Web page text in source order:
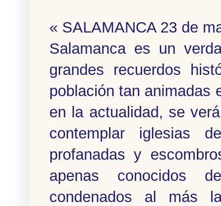
« SALAMANCA 23 de
Salamanca es un
grandes recuerdos
población tan animadas
en la actualidad, se
contemplar iglesias
profanadas y
apenas conocidos
condenados al más